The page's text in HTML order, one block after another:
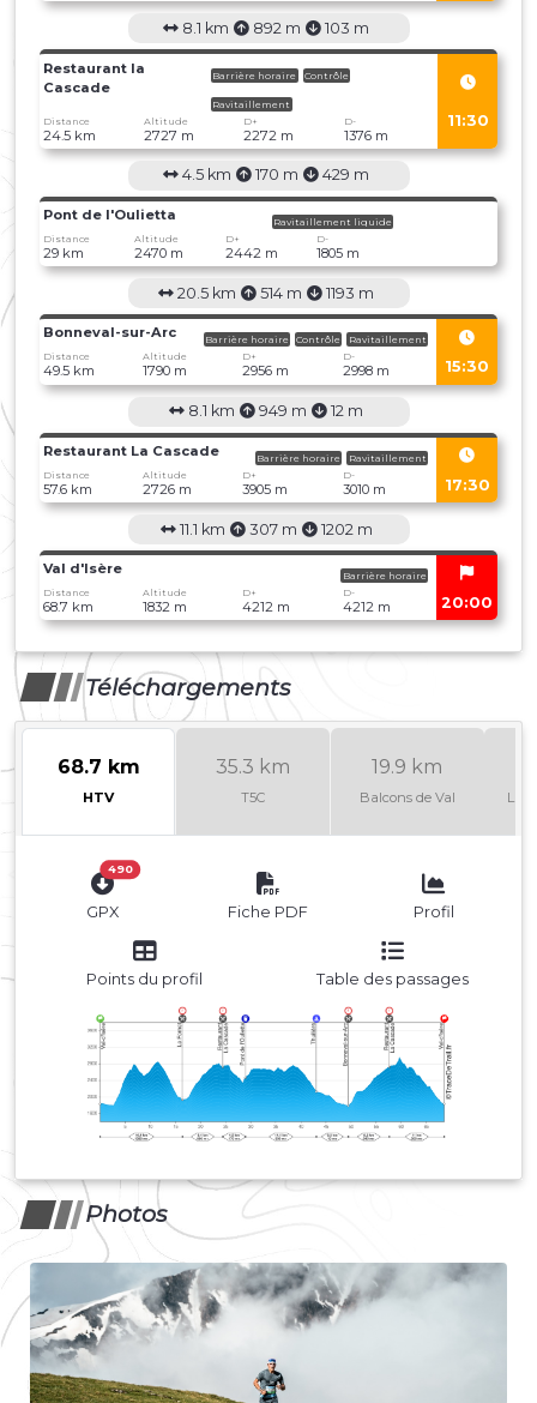
8.1 km 892 m 103 m
Restaurant la
Cascade
Barrière horaire Contrôle
Ravitaillement
Distance
24.5 km
Altitude
2727 m
D+
2272 m
D-
1376 m
11:30
4.5 km 170 m 429 m
Pont de l'Oulietta
Ravitaillement liquide
Distance
29 km
Altitude
2470 m
D+
2442 m
D-
1805 m
20.5 km 514 m 1193 m
Bonneval-sur-Arc Barrière horaire Contrôle
Ravitaillement
Distance
49.5 km
Altitude
1790 m
D+
2956 m
D-
2998 m 15:30
8.1 km 949 m 12 m
Restaurant La Cascade Barrière horaire
Ravitaillement
Distance
57.6 km
Altitude
2726 m
D+
3905 m
D-
3010 m 17:30
11.1 km 307 m 1202 m
Val d'Isère
Barrière horaire
Distance
68.7 km
Altitude
1832 m
D+
4212 m
D-
4212 m 20:00
Téléchargements
68.7 km
HTV
35.3 km
T5C
19.9 km
Balcons de Val La
490
GPX Fiche PDF Profil
Points du profil Table des passages
Photos